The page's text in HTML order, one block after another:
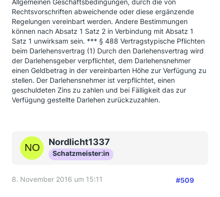
Allgemeinen Geschäftsbedingungen, durch die von
Rechtsvorschriften abweichende oder diese ergänzende
Regelungen vereinbart werden. Andere Bestimmungen
können nach Absatz 1 Satz 2 in Verbindung mit Absatz 1
Satz 1 unwirksam sein. *** § 488 Vertragstypische Pflichten
beim Darlehensvertrag (1) Durch den Darlehensvertrag wird
der Darlehensgeber verpflichtet, dem Darlehensnehmer
einen Geldbetrag in der vereinbarten Höhe zur Verfügung zu
stellen. Der Darlehensnehmer ist verpflichtet, einen
geschuldeten Zins zu zahlen und bei Fälligkeit das zur
Verfügung gestellte Darlehen zurückzuzahlen.
Nordlicht1337
Schatzmeister:in
8. November 2016 um 15:11 #509